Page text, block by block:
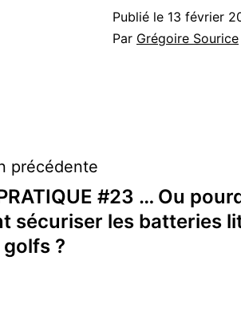
Publié le 13 février
Par Grégoire Sourice
précédente
#23 … Ou
sécuriser les batteries
?